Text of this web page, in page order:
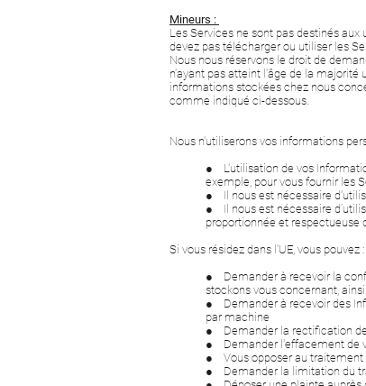
Mineurs :
Les Services ne sont pas destinés
devez pas télécharger ou utiliser les
Nous nous réservons le droit de
n'ayant pas atteint l'âge de la majorité
informations stockées chez nous
comme indiqué ci-dessous.
Nous n'utiliserons vos informations
● L'utilisation de vos
exemple, pour vous fournir les
● Il nous est nécessaire
● Il nous est nécessaire
proportionnée et respectueuse
Si vous résidez dans l'UE, vous pouvez :
● Demander à recevoir la
stockons vous concernant,
● Demander à recevoir des
par machine
● Demander la rectification de
● Demander l'effacement de
● Vous opposer au traitement
● Demander la limitation du